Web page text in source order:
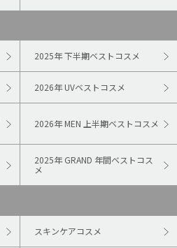
2025年 下半期ベストコスメ
2026年 UVベストコスメ
2026年 MEN 上半期ベストコスメ
2025年 GRAND 年間ベストコス
メ
スキンケアコスメ